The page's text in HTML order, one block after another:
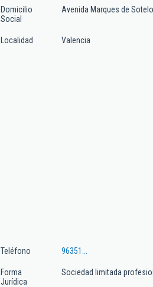
Domicilio
Social
Avenida Marques de
Localidad Valencia
Teléfono 96351...
Forma
Jurídica
Sociedad limitada